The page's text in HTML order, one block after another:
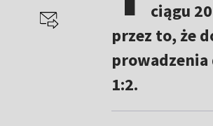
ciągu
przez to, że
prowadzenia
1:2.